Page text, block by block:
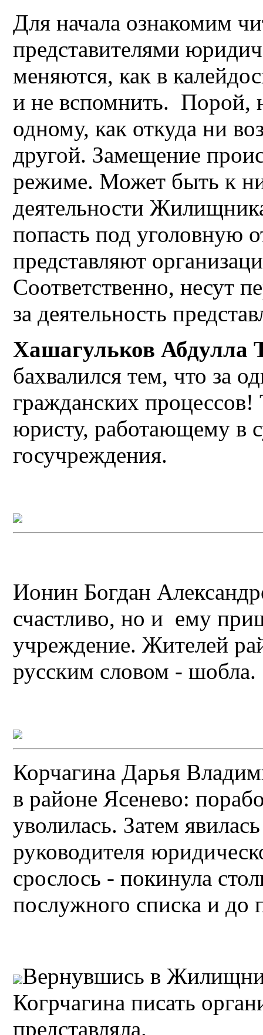
Для начала ознакомим
представителями
меняются, как в
и не вспомнить. Порой,
одному, как откуда ни
другой. Замещение
режиме. Может быть к
деятельности
попасть под уголовную
представляют
Соответственно, несут
за деятельность
Хашагульков Абдулла
бахвалился тем, что за
гражданских
юристу, работающему в
госучреждения.
Ионин Богдан
счастливо, но и ему
учреждение. Жителей
русским словом - шобла.
Корчагина Дарья
в районе Ясенево:
уволилась. Затем
руководителя
срослось - покинула
послужного списка и до
Вернувшись в
Когрчагина писать
представляла.